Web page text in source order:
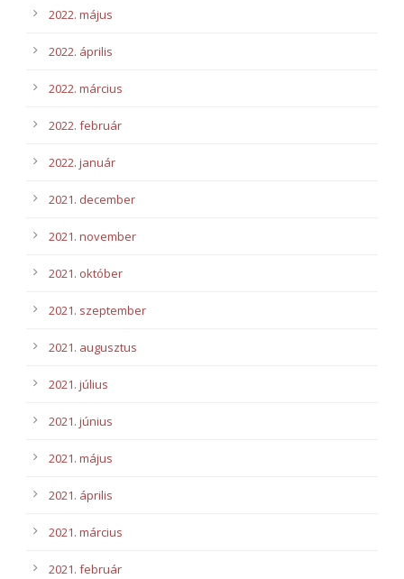
2022. május
2022. április
2022. március
2022. február
2022. január
2021. december
2021. november
2021. október
2021. szeptember
2021. augusztus
2021. július
2021. június
2021. május
2021. április
2021. március
2021. február